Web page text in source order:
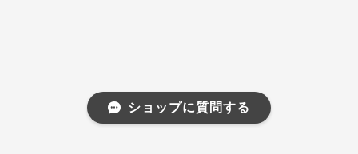
ショップに質問する